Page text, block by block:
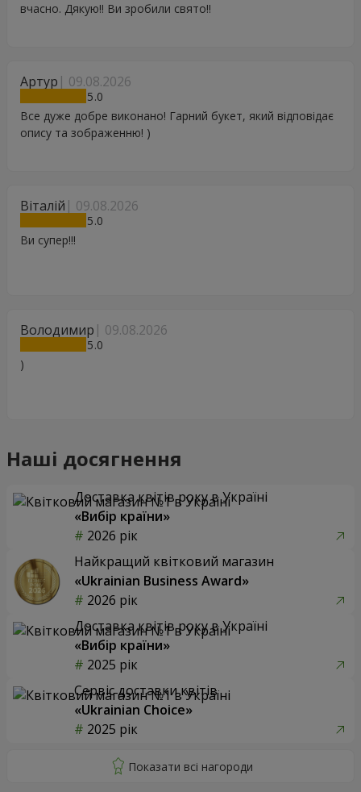
вчасно. Дякую!! Ви зробили свято!!
Артур 09.08.2026
5
Все дуже добре виконано! Гарний букет, який відповідає
опису та зображенню! )
Віталій 09.08.2026
5
Ви супер!!!
Володимир 09.08.2026
5
)
Наші досягнення
Доставка квітів року в Україні
«Вибір країни»
2026 рік
Найкращий квітковий магазин
«Ukrainian Business Award»
2026 рік
Доставка квітів року в Україні
«Вибір країни»
2025 рік
Сервіс доставки квітів
«Ukrainian Choice»
2025 рік